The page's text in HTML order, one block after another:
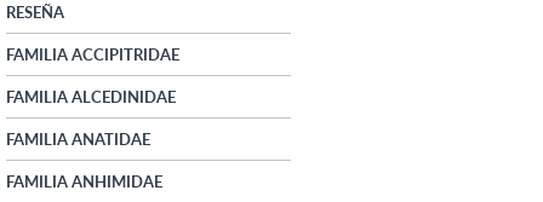
RESEÑA
FAMILIA ACCIPITRIDAE
FAMILIA ALCEDINIDAE
FAMILIA ANATIDAE
FAMILIA ANHIMIDAE